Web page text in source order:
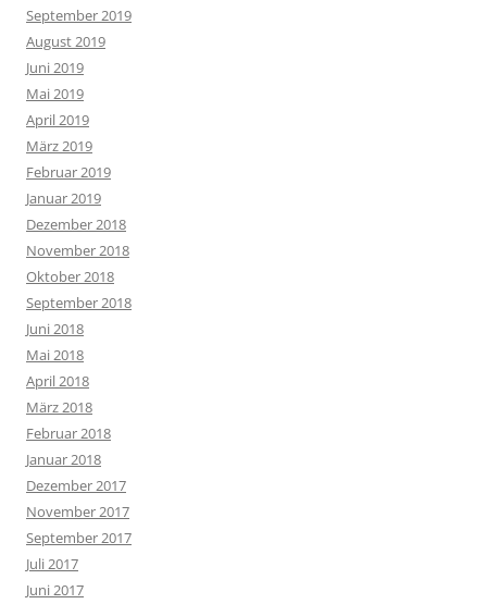
September 2019
August 2019
Juni 2019
Mai 2019
April 2019
März 2019
Februar 2019
Januar 2019
Dezember 2018
November 2018
Oktober 2018
September 2018
Juni 2018
Mai 2018
April 2018
März 2018
Februar 2018
Januar 2018
Dezember 2017
November 2017
September 2017
Juli 2017
Juni 2017